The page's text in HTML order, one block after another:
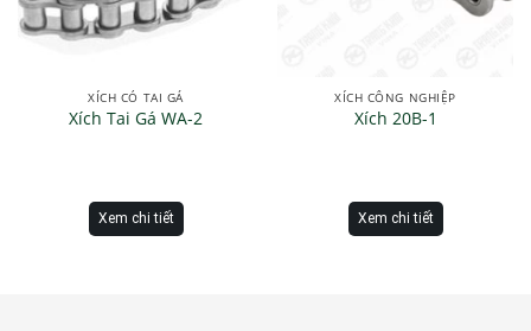
XÍCH CÓ TAI GÁ
Xích Tai Gá WA-2
Xem chi tiết
XÍCH CÔNG NGHIỆP
Xích 20B-1
Xem chi tiết